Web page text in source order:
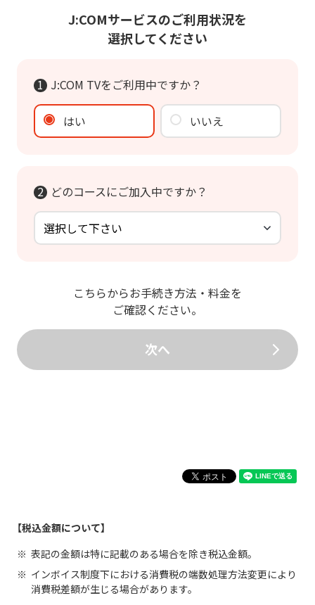
J:COMサービスのご利用状況を
選択してください
J:COM TVをご利用中ですか？
はい いいえ
どのコースにご加入中ですか？
こちらからお手続き方法・料金を
ご確認ください。
次へ
【税込金額について】
表記の金額は特に記載のある場合を除き税込金額。
インボイス制度下における消費税の端数処理方法変更により
消費税差額が生じる場合があります。